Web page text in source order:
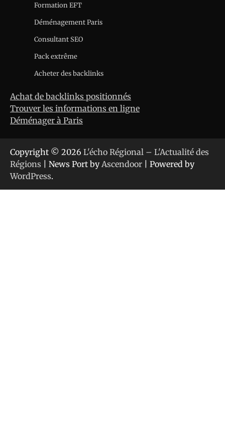
Formation EFT
Déménagement Paris
Consultant SEO
Pack extrême
Acheter des backlinks
Achat de backlinks positionnés
Trouver les informations en ligne
Déménager à Paris
Copyright © 2026 L'écho Régional – L'Actualité des
Régions | News Port by Ascendoor | Powered by
WordPress.